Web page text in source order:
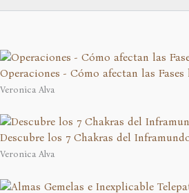
Operaciones - Cómo afectan las
Veronica Alva
Descubre los 7 Chakras del
Veronica Alva